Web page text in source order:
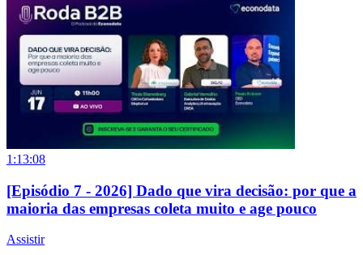
1:13:08
[Episódio 7 - 2026] Dado que vira decisão: por que a
maioria das empresas coleta muito e age pouco
Assistir